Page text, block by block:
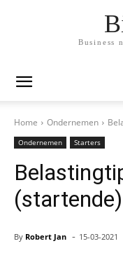
Business
Home Ondernemen
Ondernemen Starters
By Robert Jan - 15-03-2021